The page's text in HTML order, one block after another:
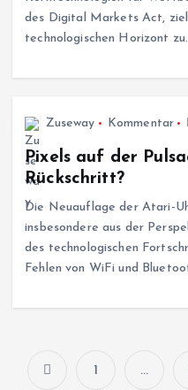
des Digital Markets Act,
technologischen Horizont
Zuseway Kommentar
Pixels auf der
Rückschritt?
Die Neuauflage der Atari-
insbesondere aus der
des technologischen
Fehlen von WiFi und
1 …